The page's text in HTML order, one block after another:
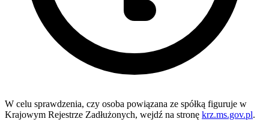
W celu sprawdzenia, czy osoba powiązana ze spółką figuruje w
Krajowym Rejestrze Zadłużonych, wejdź na stronę krz.ms.gov.pl.